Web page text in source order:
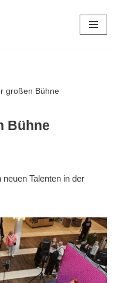
großen Bühne
Bühne
Talenten in der